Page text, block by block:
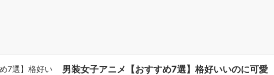
男装女子アニメ【おすすめ7選】格好いいのに可愛